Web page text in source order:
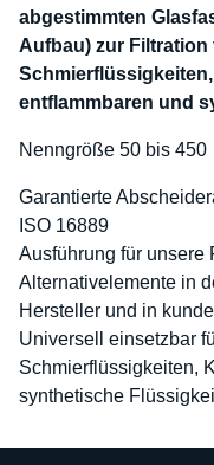
abgestimmten
Aufbau) zur Filtration
entflammbaren und
Nenngröße 50 bis 450
Garantierte
ISO 16889
Ausführung für unsere
Alternativelemente in
Hersteller und in
Universell einsetzbar
Schmierflüssigkeiten,
synthetische